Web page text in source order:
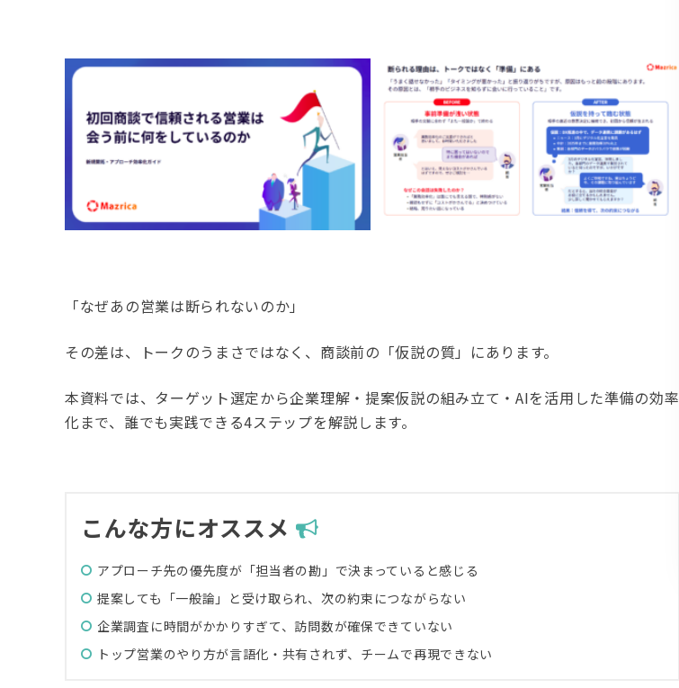
「なぜあの営業は断られないのか」
その差は、トークのうまさではなく、商談前の「仮説の質」にあります。
本資料では、ターゲット選定から企業理解・提案仮説の組み立て・AIを活用した準備の効率
化まで、誰でも実践できる4ステップを解説します。
こんな方にオススメ
アプローチ先の優先度が「担当者の勘」で決まっていると感じる
提案しても「一般論」と受け取られ、次の約束につながらない
企業調査に時間がかかりすぎて、訪問数が確保できていない
トップ営業のやり方が言語化・共有されず、チームで再現できない